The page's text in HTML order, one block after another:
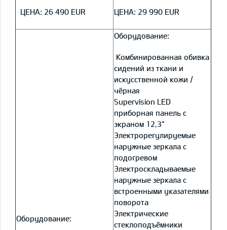
ЦЕНА: 26 490 EUR ЦЕНА: 29 990 EUR
Оборудование:
Оборудование:
Комбинированная обивка
сидений из ткани и
искусственной кожи /
чёрная
Supervision LED
приборная панель с
экраном 12,3"
Электрорегулируемые
наружные зеркала с
подогревом
Электроскладываемые
наружные зеркала с
встроенными указателями
поворота
Электрические
стеклоподъёмники